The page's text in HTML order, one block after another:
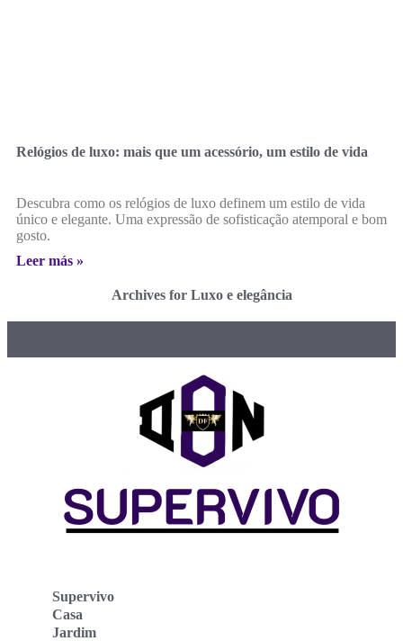
Relógios de luxo: mais que um acessório, um estilo de vida
Descubra como os relógios de luxo definem um estilo de vida
único e elegante. Uma expressão de sofisticação atemporal e bom
gosto.
Leer más »
Archives for Luxo e elegância
Supervivo
Casa
Jardim